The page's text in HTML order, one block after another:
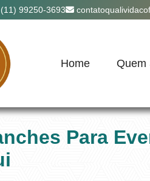
(11) 99250-3693
Home Quem
Para